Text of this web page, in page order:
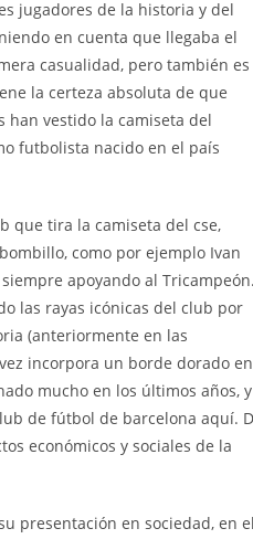
jugadores de la historia y del
en cuenta que llegaba el
casualidad, pero también es
la certeza absoluta de que
vestido la camiseta del
futbolista nacido en el país
que tira la camiseta del cse,
como por ejemplo Ivan
apoyando al
las rayas icónicas del club por
(anteriormente en las
incorpora un borde dorado en
mucho en los últimos años, y
de fútbol de barcelona aquí.
económicos y sociales de la
presentación en sociedad, en